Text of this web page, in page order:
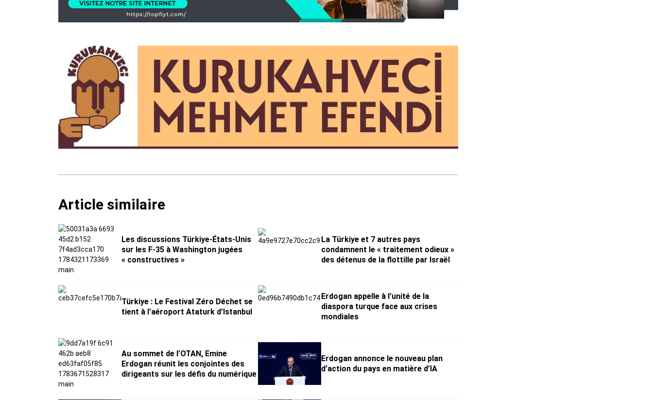
Article similaire
Les discussions Türkiye-États-Unis
sur les F-35 à Washington jugées
« constructives »
La Türkiye et 7 autres pays
condamnent le « traitement odieux »
des détenus de la flottille par Israël
Türkiye : Le Festival Zéro Déchet se
tient à l’aéroport Ataturk d’Istanbul
Erdogan appelle à l’unité de la
diaspora turque face aux crises
mondiales
Au sommet de l’OTAN, Emine
Erdogan réunit les conjointes des
dirigeants sur les défis du numérique
Erdogan annonce le nouveau plan
d’action du pays en matière d’IA